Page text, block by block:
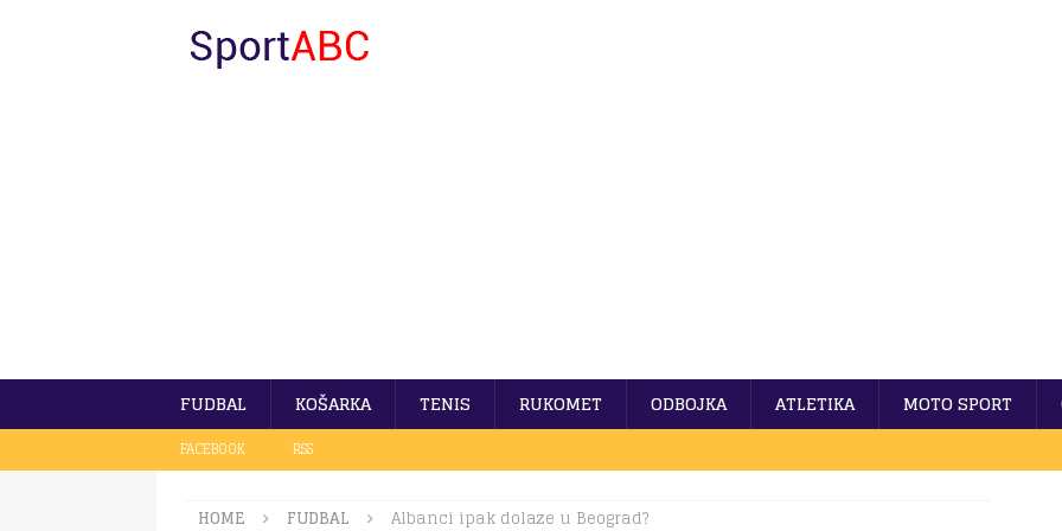
FUDBAL KOŠARKA TENIS RUKOMET ODBOJKA ATLETIKA MOTO SPORT
FACEBOOK RSS
HOME FUDBAL Albanci ipak dolaze u Beograd?